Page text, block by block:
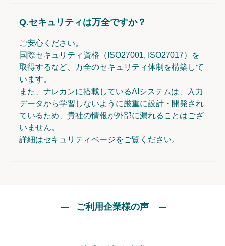
Q.セキュリティは万全ですか？
ご安心ください。
国際セキュリティ資格（ISO27001, ISO27017）を
取得するなど、万全のセキュリティ体制を構築して
います。
また、ナレカンに搭載しているAIシステムは、入力
データから学習しないように厳重に設計・開発され
ているため、貴社の情報が外部に漏れることはござ
いません。
詳細はセキュリティページをご覧ください。
ご利用企業様の声